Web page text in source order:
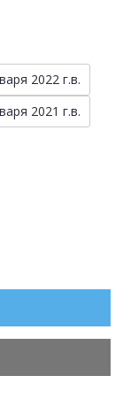
2022 г.в.
2021 г.в.